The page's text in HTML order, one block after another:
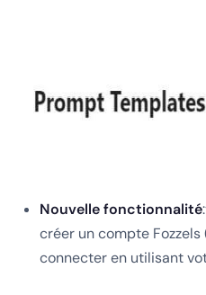
Nouvelle fonctionnalité
créer un compte
connecter en utilisant